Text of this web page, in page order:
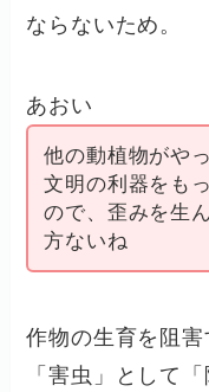
ならないため。
あおい
他の動植物がや
文明の利器をも
ので、歪みを生
方ないね
作物の生育を阻
「害虫」として